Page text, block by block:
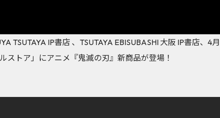
TSUTAYA IP書店 、TSUTAYA EBISUBASHI 大阪 IP書店、4
ストア」にアニメ『鬼滅の刃』新商品が登場！